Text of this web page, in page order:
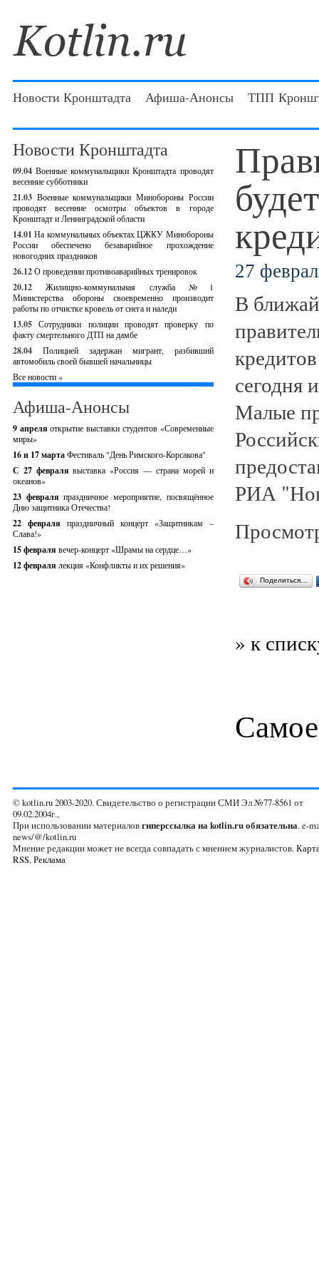
Новости Кронштадта Афиша-Анонсы ТПП
Новости Кронштадта
09.04 Военные коммунальщики Кронштадта проводят
весенние субботники
21.03 Военные коммунальщики Минобороны России
проводят весенние осмотры объектов в городе
Кронштадт и Ленинградской области
14.01 На коммунальных объектах ЦЖКУ Минобороны
России обеспечено безаварийное прохождение
новогодних праздников
26.12О проведении противоаварийных тренировок
20.12
Жилищно-коммунальная служба №1
Министерства обороны своевременно производит
работы по отчистке кровель от снега и наледи
13.05 Сотрудники полиции проводят проверку по
факту смертельного ДТП на дамбе
28.04
Полицией задержан мигрант, разбивший
автомобиль своей бывшей начальницы
Все новости »
Афиша-Анонсы
9 апреляоткрытие выставки студентов «Современные
миры»
16 и 17 мартаФестиваль "День Римского-Корсакова"
С 27 февралявыставка «Россия — страна морей и
океанов»
23 февраляпраздничное мероприятие, посвящённое
Дню защитника Отечества!
22 февраля праздничный концерт «Защитникам –
Слава!»
15 февраля вечер-концерт «Шрамы на сердце…»
12 февраля лекция «Конфликты и их решения»
27
В
сегодня
Малые
РИА
Поделиться…
» к
© kotlin.ru 2003-2020. Свидетельство о регистрации СМИ Эл №77-8561 от
09.02.2004г.,
При использовании материаловгиперссылка на kotlin.ru обязательна. e-
news/@/kotlin.ru
Мнение редакции может не всегда совпадать с мнением журналистов.
RSS,Реклама